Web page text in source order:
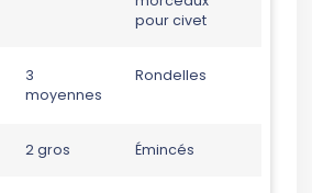
pour civet
3
moyennes
Rondelles
2 gros Émincés